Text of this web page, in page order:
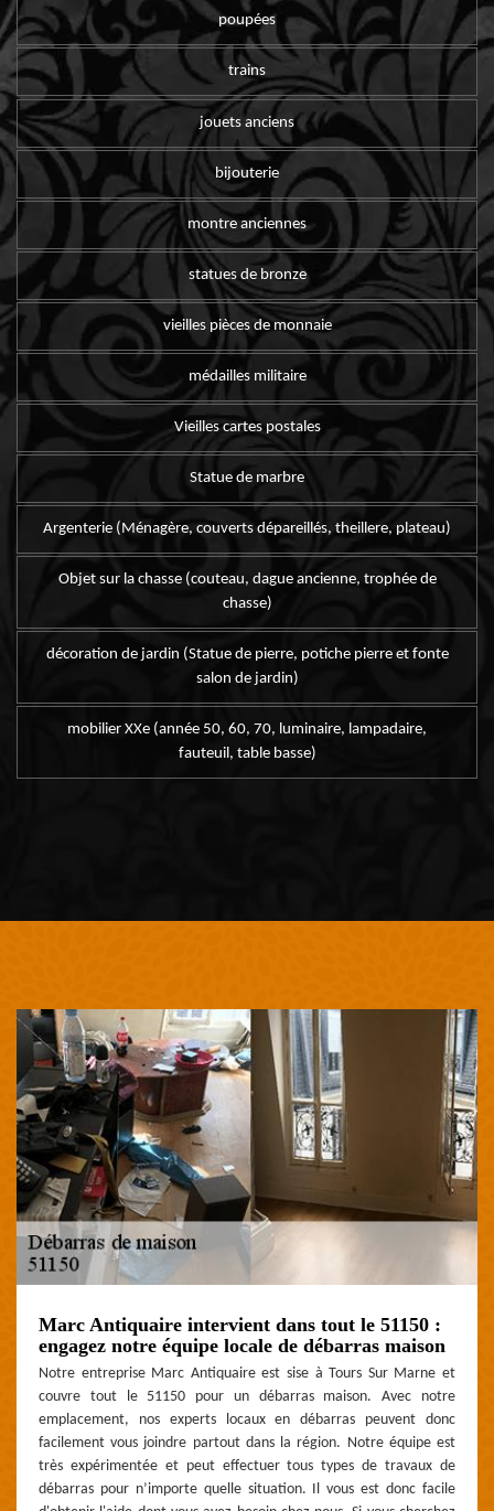
poupées
trains
jouets anciens
bijouterie
montre anciennes
statues de bronze
vieilles pièces de monnaie
médailles militaire
Vieilles cartes postales
Statue de marbre
Argenterie (Ménagère, couverts dépareillés, theillere, plateau)
Objet sur la chasse (couteau, dague ancienne, trophée de
chasse)
décoration de jardin (Statue de pierre, potiche pierre et fonte
salon de jardin)
mobilier XXe (année 50, 60, 70, luminaire, lampadaire,
fauteuil, table basse)
Marc Antiquaire intervient dans tout le 51150 :
engagez notre équipe locale de débarras maison
Notre entreprise Marc Antiquaire est sise à Tours Sur Marne et
couvre tout le 51150 pour un débarras maison. Avec notre
emplacement, nos experts locaux en débarras peuvent donc
facilement vous joindre partout dans la région. Notre équipe est
très expérimentée et peut effectuer tous types de travaux de
débarras pour n’importe quelle situation. Il vous est donc facile